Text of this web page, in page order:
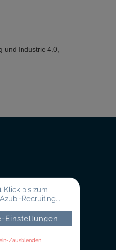
und Industrie 4.0,
Klick bis zum
Recruiting...
Einstellungen
ausblenden